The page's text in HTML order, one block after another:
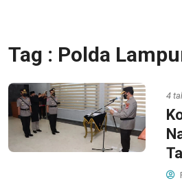
Tag : Polda
4